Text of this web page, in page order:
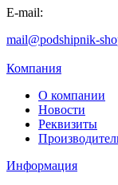
E-mail:
mail@podshipnik-
Компания
О компании
Новости
Реквизиты
Информация